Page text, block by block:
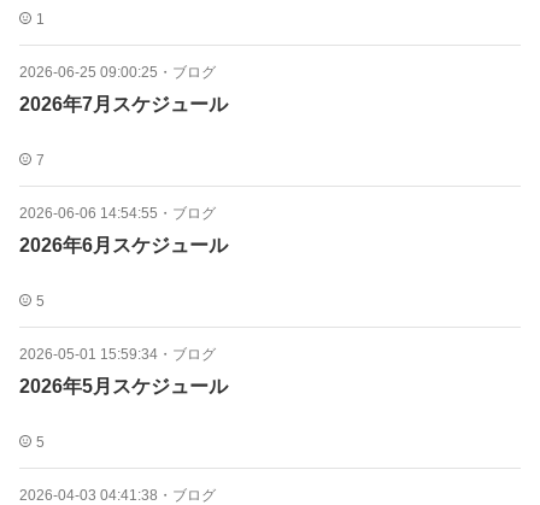
1
2026-06-25 09:00:25 ・ ブログ
2026年7月スケジュール
7
2026-06-06 14:54:55 ・ ブログ
2026年6月スケジュール
5
2026-05-01 15:59:34 ・ ブログ
2026年5月スケジュール
5
2026-04-03 04:41:38 ・ ブログ